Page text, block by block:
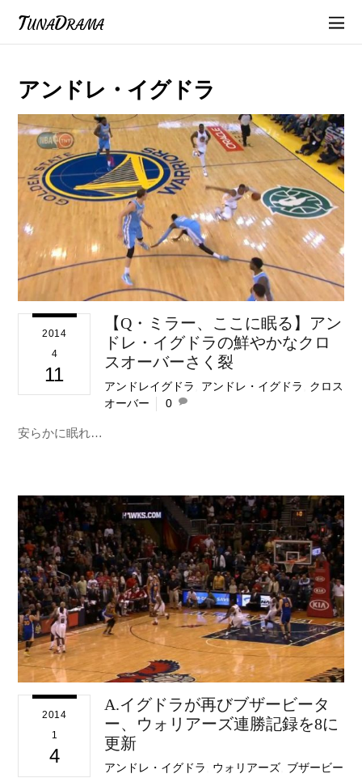
TunaDrama
アンドレ・イグドラ
2014
4
11
【Q・ミラー、ここに眠る】アン
ドレ・イグドラの鮮やかなクロ
スオーバーさく裂
アンドレイグドラ アンドレ・イグドラ
クロス
オーバー
0
安らかに眠れ…
2014
1
4
A.イグドラが再びブザービータ
ー、ウォリアーズ連勝記録を8に
更新
アンドレ・イグドラ ウォリアーズ ブザービー